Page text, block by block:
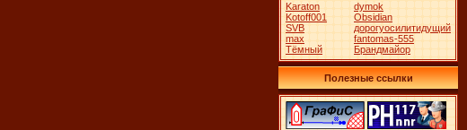
Karaton
dymok
Kotoff001
Obsidian
SVB
дорогуосилитидущий
max
fantomas-555
Тёмный
Брандмайор
Полезные ссылки